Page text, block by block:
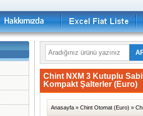
Chint NXM 3 Kutuplu
Kompakt Şalterler (Euro)
Anasayfa » Chint Otomat (Euro) »